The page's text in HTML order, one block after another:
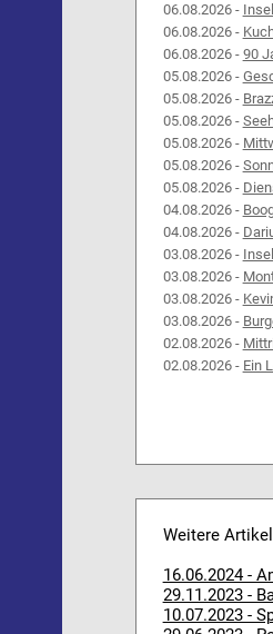
06.08.2026 -
06.08.2026 -
06.08.2026 - 90
05.08.2026 -
05.08.2026 -
05.08.2026 -
05.08.2026 -
05.08.2026 -
05.08.2026 -
04.08.2026 -
04.08.2026 -
03.08.2026 -
03.08.2026 -
03.08.2026 -
03.08.2026 -
02.08.2026 -
02.08.2026 - Ein
Weitere
16.06.2024 -
29.11.2023 -
10.07.2023 -